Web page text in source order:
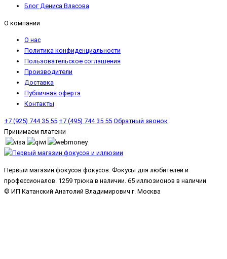
Блог Дениса Власова
О компании
О нас
Политика конфиденциальности
Пользовательское соглашения
Производители
Доставка
Публичная оферта
Контакты
+7 (925) 744 35 55 +7 (495) 744 35 55 Обратный звонок
Принимаем платежи
Первый магазин фокусов фокусов. Фокусы для любителей и
профессионалов. 1259 трюка в наличии. 65 иллюзионов в наличии
© ИП Катанский Анатолий Владимирович г. Москва